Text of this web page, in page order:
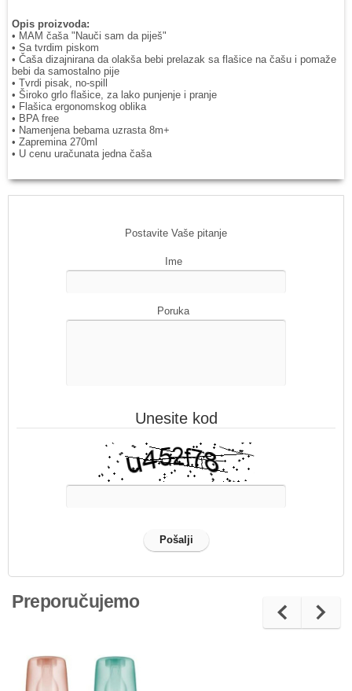
Opis proizvoda:
• MAM čaša "Nauči sam da piješ"
• Sa tvrdim piskom
• Čaša dizajnirana da olakša bebi prelazak sa flašice na čašu i pomaže
bebi da samostalno pije
• Tvrdi pisak, no-spill
• Široko grlo flašice, za lako punjenje i pranje
• Flašica ergonomskog oblika
• BPA free
• Namenjena bebama uzrasta 8m+
• Zapremina 270ml
• U cenu uračunata jedna čaša
Postavite Vaše pitanje
Ime
Poruka
Unesite kod
Preporučujemo